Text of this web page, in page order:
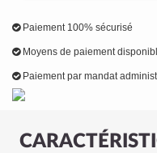
Paiement 100% sécurisé
Moyens de paiement
Paiement par mandat